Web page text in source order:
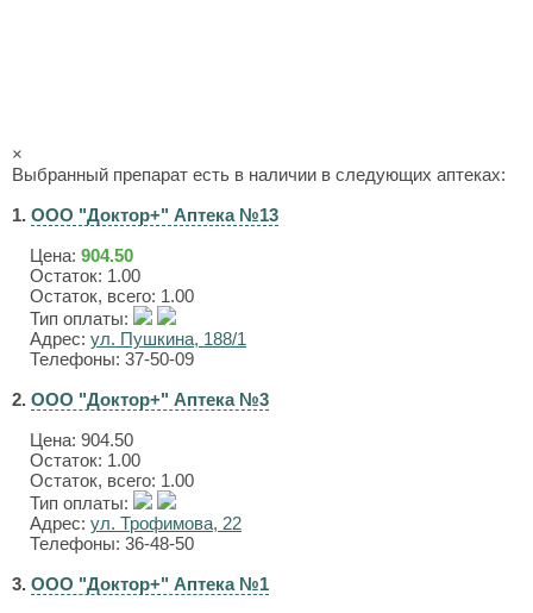
×
Выбранный препарат есть в наличии в следующих аптеках:
1. ООО "Доктор+" Аптека №13
Цена: 904.50
Остаток: 1.00
Остаток, всего: 1.00
Тип оплаты:
Адрес: ул. Пушкина, 188/1
Телефоны: 37-50-09
2. ООО "Доктор+" Аптека №3
Цена: 904.50
Остаток: 1.00
Остаток, всего: 1.00
Тип оплаты:
Адрес: ул. Трофимова, 22
Телефоны: 36-48-50
3. ООО "Доктор+" Аптека №1